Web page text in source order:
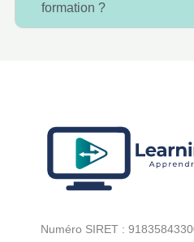
formation ?
Numéro SIRET :